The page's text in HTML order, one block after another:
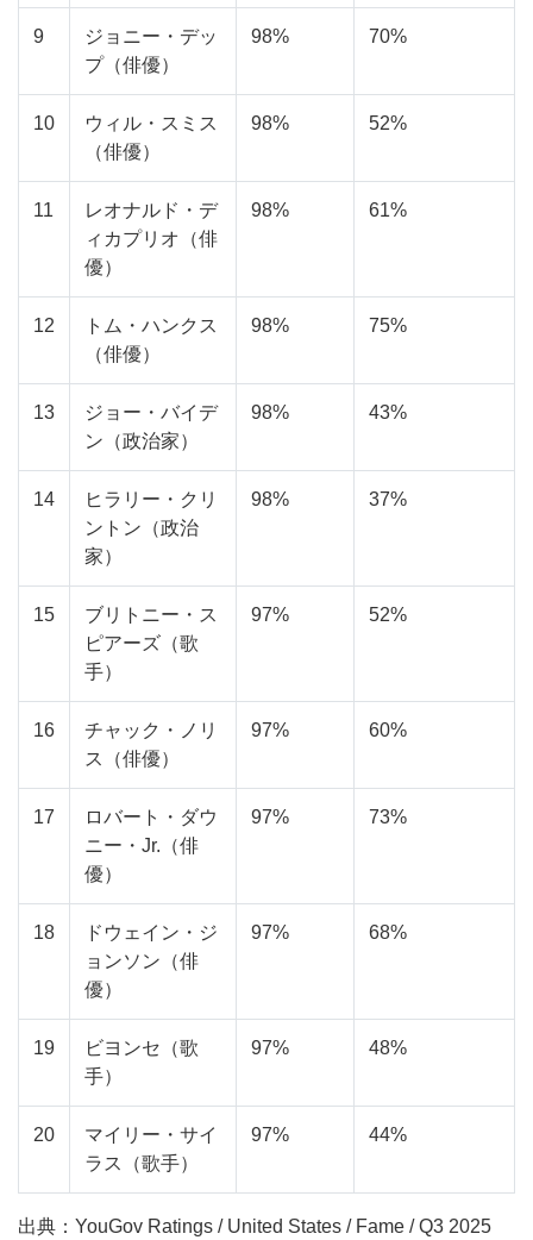
9
ジョニー・デッ
プ（俳優）
98% 70%
10
ウィル・スミス
（俳優）
98% 52%
11
レオナルド・デ
ィカプリオ（俳
優）
98% 61%
12
トム・ハンクス
（俳優）
98% 75%
13
ジョー・バイデ
ン（政治家）
98% 43%
14
ヒラリー・クリ
ントン（政治
家）
98% 37%
15
ブリトニー・ス
ピアーズ（歌
手）
97% 52%
16
チャック・ノリ
ス（俳優）
97% 60%
17
ロバート・ダウ
ニー・Jr.（俳
優）
97% 73%
18
ドウェイン・ジ
ョンソン（俳
優）
97% 68%
19
ビヨンセ（歌
手）
97% 48%
20
マイリー・サイ
ラス（歌手）
97% 44%
出典：YouGov Ratings / United States / Fame / Q3 2025